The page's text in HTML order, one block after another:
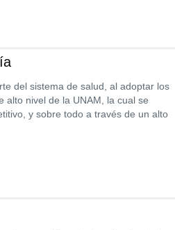
del sistema de salud, al adoptar los
alto nivel de la UNAM, la cual se
y sobre todo a través de un alto